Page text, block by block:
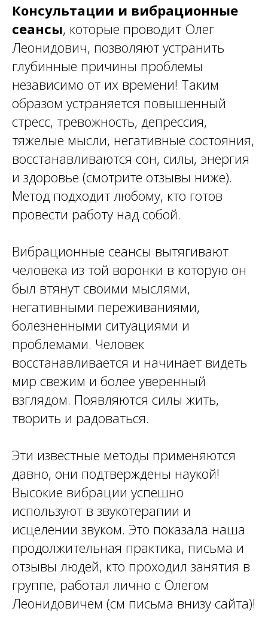
Консультации и вибрационные
сеансы, которые проводит Олег
Леонидович, позволяют устранить
глубинные причины проблемы
независимо от их времени! Таким
образом устраняется повышенный
стресс, тревожность, депрессия,
тяжелые мысли, негативные состояния,
восстанавливаются сон, силы, энергия
и здоровье (смотрите отзывы ниже).
Метод подходит любому, кто готов
провести работу над собой.
Вибрационные сеансы вытягивают
человека из той воронки в которую он
был втянут своими мыслями,
негативными переживаниями,
болезненными ситуациями и
проблемами. Человек
восстанавливается и начинает видеть
мир свежим и более уверенный
взглядом. Появляются силы жить,
творить и радоваться.
Эти известные методы применяются
давно, они подтверждены наукой!
Высокие вибрации успешно
используют в звукотерапии и
исцелении звуком. Это показала наша
продолжительная практика, письма и
отзывы людей, кто проходил занятия в
группе, работал лично с Олегом
Леонидовичем (см письма внизу сайта)!